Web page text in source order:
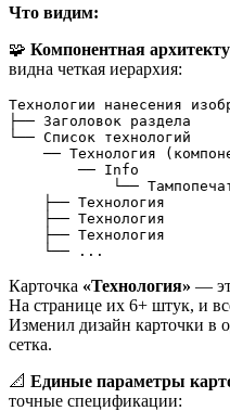
Что видим:
🧩 Компонентная
видна четкая иерархия:
Технологии нанесения
├── Заголовок раздела
└── Список технологий
── Технология
        ── Info
└──
    ├── Технология
    ├── Технология
    ├── Технология
    └── ...
Карточка «Технология» —
На странице их 6+ штук, и
Изменил дизайн карточки в
сетка.
📐 Единые параметры
точные спецификации: